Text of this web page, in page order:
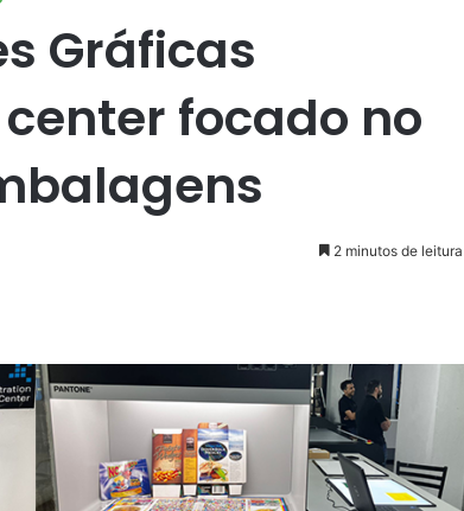
Gráficas
focado no
2 minutos de leitura